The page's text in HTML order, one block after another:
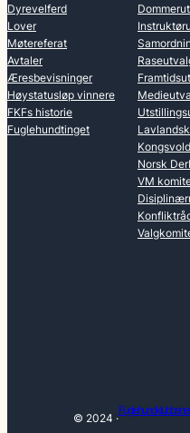
Dyrevelferd
Lover
Møtereferat
Avtaler
Æresbevisninger
Høystatusløp vinnere
FKFs historie
Fuglehundtinget
Norsk
VM
© 2024 ·